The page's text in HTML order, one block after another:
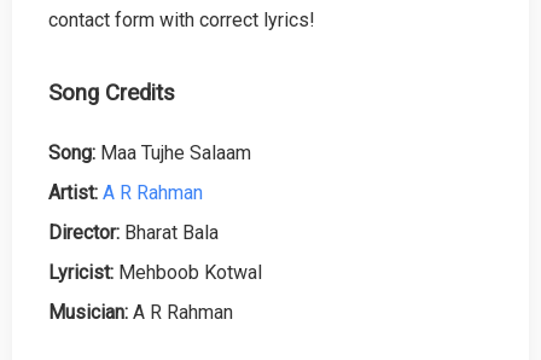
contact form with correct lyrics!
Song Credits
Song: Maa Tujhe Salaam
Artist: A R Rahman
Director: Bharat Bala
Lyricist: Mehboob Kotwal
Musician: A R Rahman